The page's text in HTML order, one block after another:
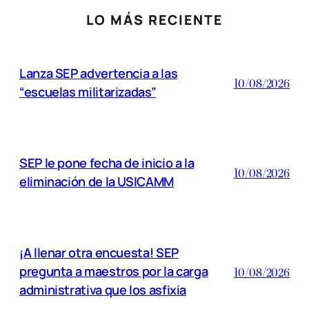
LO MÁS RECIENTE
Lanza SEP advertencia a las
“escuelas militarizadas”
10/08/2026
SEP le pone fecha de inicio a la
eliminación de la USICAMM
10/08/2026
¡A llenar otra encuesta! SEP
pregunta a maestros por la carga
administrativa que los asfixia
10/08/2026